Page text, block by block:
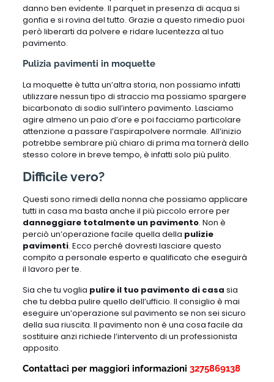
danno ben evidente. Il parquet in presenza di acqua si
gonfia e si rovina del tutto. Grazie a questo rimedio puoi
però liberarti da polvere e ridare lucentezza al tuo
pavimento.
Pulizia pavimenti in moquette
La moquette è tutta un’altra storia, non possiamo infatti
utilizzare nessun tipo di straccio ma possiamo spargere
bicarbonato di sodio sull’intero pavimento. Lasciamo
agire almeno un paio d’ore e poi facciamo particolare
attenzione a passare l’aspirapolvere normale. All’inizio
potrebbe sembrare più chiaro di prima ma tornerà dello
stesso colore in breve tempo, è infatti solo più pulito.
Difficile vero?
Questi sono rimedi della nonna che possiamo applicare
tutti in casa ma basta anche il più piccolo errore per
danneggiare totalmente un pavimento. Non è
perciò un’operazione facile quella della pulizie
pavimenti. Ecco perché dovresti lasciare questo
compito a personale esperto e qualificato che eseguirà
il lavoro per te.
Sia che tu voglia pulire il tuo pavimento di casa sia
che tu debba pulire quello dell’ufficio. Il consiglio è mai
eseguire un’operazione sul pavimento se non sei sicuro
della sua riuscita. Il pavimento non è una cosa facile da
sostituire anzi richiede l’intervento di un professionista
apposito.
Contattaci per maggiori informazioni 3275869138